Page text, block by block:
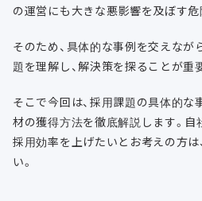
の運営にも大きな悪影響を及ぼす危
そのため、具体的な事例を交えな
題を理解し、解決策を探ることが重
そこで今回は、採用課題の具体的な
材の獲得方法を徹底解説します。自
採用効率を上げたいとお考えの方は
い。